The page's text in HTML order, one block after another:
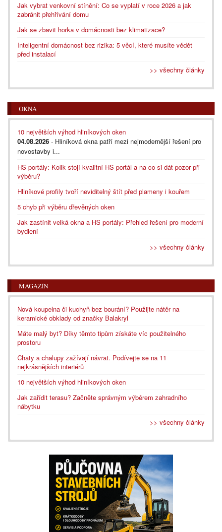
Jak vybrat venkovní stínění: Co se vyplatí v roce 2026 a jak
zabránit přehřívání domu
Jak se zbavit horka v domácnosti bez klimatizace?
Inteligentní domácnost bez rizika: 5 věcí, které musíte vědět
před instalací
>> všechny články
OKNA
10 největších výhod hliníkových oken
04.08.2026 - Hliníková okna patří mezi nejmodernější řešení pro
novostavby i...
HS portály: Kolik stojí kvalitní HS portál a na co si dát pozor při
výběru?
Hliníkové profily tvoří neviditelný štít před plameny i kouřem
5 chyb při výběru dřevěných oken
Jak zastínit velká okna a HS portály: Přehled řešení pro moderní
bydlení
>> všechny články
MAGAZÍN
Nová koupelna či kuchyň bez bourání? Použijte nátěr na
keramické obklady od značky Balakryl
Máte malý byt? Díky těmto tipům získáte víc použitelného
prostoru
Chaty a chalupy zažívají návrat. Podívejte se na 11
nejkrásnějších interiérů
10 největších výhod hliníkových oken
Jak zařídit terasu? Začněte správným výběrem zahradního
nábytku
>> všechny články